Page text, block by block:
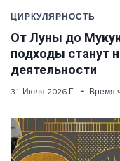
ЦИРКУЛЯРНОСТЬ
От Луны до
подходы станут
деятельности
31 Июля 2026 Г. Время